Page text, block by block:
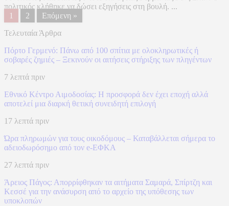
πολιτικός κλήθηκε να δώσει εξηγήσεις στη βουλή. ...
1
2
Επόμενη »
Τελευταία Άρθρα
Πόρτο Γερμενό: Πάνω από 100 σπίτια με ολοκληρωτικές ή
σοβαρές ζημιές – Ξεκινούν οι αιτήσεις στήριξης των πληγέντων
7 λεπτά πριν
Εθνικό Κέντρο Αιμοδοσίας: H προσφορά δεν έχει εποχή αλλά
αποτελεί μια διαρκή θετική συνειδητή επιλογή
17 λεπτά πριν
Ώρα πληρωμών για τους οικοδόμους – Καταβάλλεται σήμερα το
αδειοδωρόσημο από τον e-ΕΦΚΑ
27 λεπτά πριν
Άρειος Πάγος: Απορρίφθηκαν τα αιτήματα Σαμαρά, Σπίρτζη και
Κεσσέ για την ανάσυρση από το αρχείο της υπόθεσης των
υποκλοπών